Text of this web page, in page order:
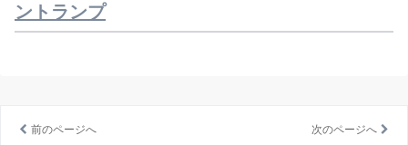
ントランプ
前のページへ 次のページへ